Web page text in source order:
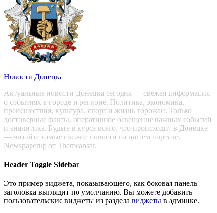
Новости Донецка
Актуальные новости Донецка сегодня — свежая информация
о событиях в городе и регионе. Политика, экономика,
происшествия, культура, спорт и жизнь горожан. Только
достоверные факты, оперативное освещение важных событий
и аналитика. Будьте в курсе всего, что происходит в Донецке
— читайте самые свежие новости на нашем портале. |
Newspaperup от Themeansar.
Header Toggle Sidebar
Это пример виджета, показывающего, как боковая панель
заголовка выглядит по умолчанию. Вы можете добавить
пользовательские виджеты из раздела виджеты в админке.